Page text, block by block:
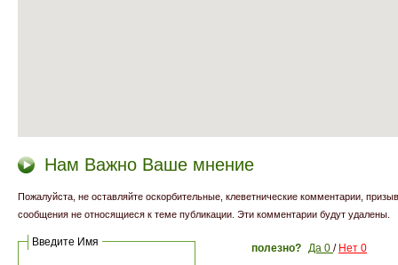
Нам Важно Ваше мнение
Пожалуйста, не оставляйте оскорбительные, клеветнические комментарии,
сообщения не относящиеся к теме публикации. Эти комментарии будут удалены.
полезно? Да 0 / Нет 0
Введите Имя